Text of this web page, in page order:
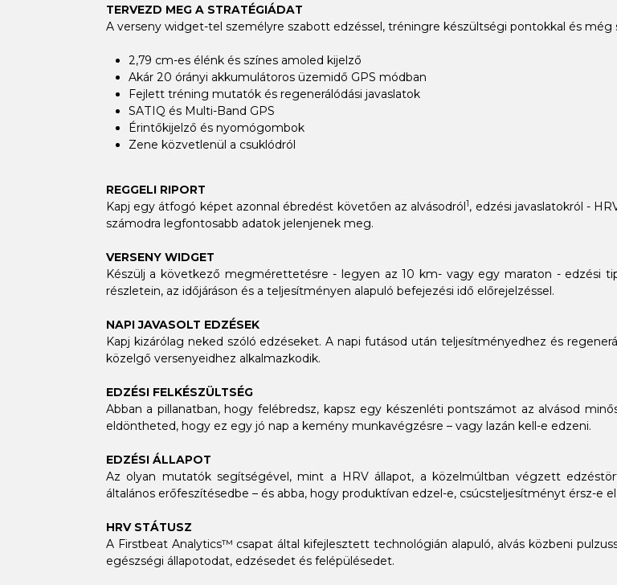
TERVEZD MEG A STRATÉGIÁDAT
A verseny widget-tel személyre szabott edzéssel, tréningre készültségi pontokkal és még
2,79 cm-es élénk és színes amoled kijelző
Akár 20 órányi akkumulátoros üzemidő GPS módban
Fejlett tréning mutatók és regenerálódási javaslatok
SATIQ és Multi-Band GPS
Érintőkijelző és nyomógombok
Zene közvetlenül a csuklódról
REGGELI RIPORT
Kapj egy átfogó képet azonnal ébredést követően az alvásodról1, edzési javaslatokról -
számodra legfontosabb adatok jelenjenek meg.
VERSENY WIDGET
Készülj a következő megmérettetésre - legyen az 10 km- vagy egy maraton - edzési
részletein, az időjáráson és a teljesítményen alapuló befejezési idő előrejelzéssel.
NAPI JAVASOLT EDZÉSEK
Kapj kizárólag neked szóló edzéseket. A napi futásod után teljesítményedhez és
közelgő versenyeidhez alkalmazkodik.
EDZÉSI FELKÉSZÜLTSÉG
Abban a pillanatban, hogy felébredsz, kapsz egy készenléti pontszámot az alvásod
eldöntheted, hogy ez egy jó nap a kemény munkavégzésre – vagy lazán kell-e edzeni.
EDZÉSI ÁLLAPOT
Az olyan mutatók segítségével, mint a HRV állapot, a közelmúltban végzett
általános erőfeszítésedbe – és abba, hogy produktívan edzel-e, csúcsteljesítményt érsz-e
HRV STÁTUSZ
A Firstbeat Analytics™ csapat által kifejlesztett technológián alapuló, alvás közbeni
egészségi állapotodat, edzésedet és felépülésedet.